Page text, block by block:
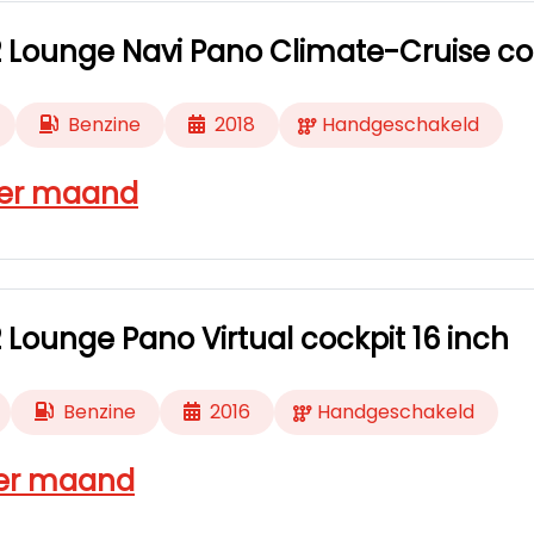
Lounge Navi Pano Climate-Cruise
Benzine 2018 Handgeschakeld
maand
Lounge Pano Virtual cockpit 16 inch
Benzine 2016 Handgeschakeld
maand